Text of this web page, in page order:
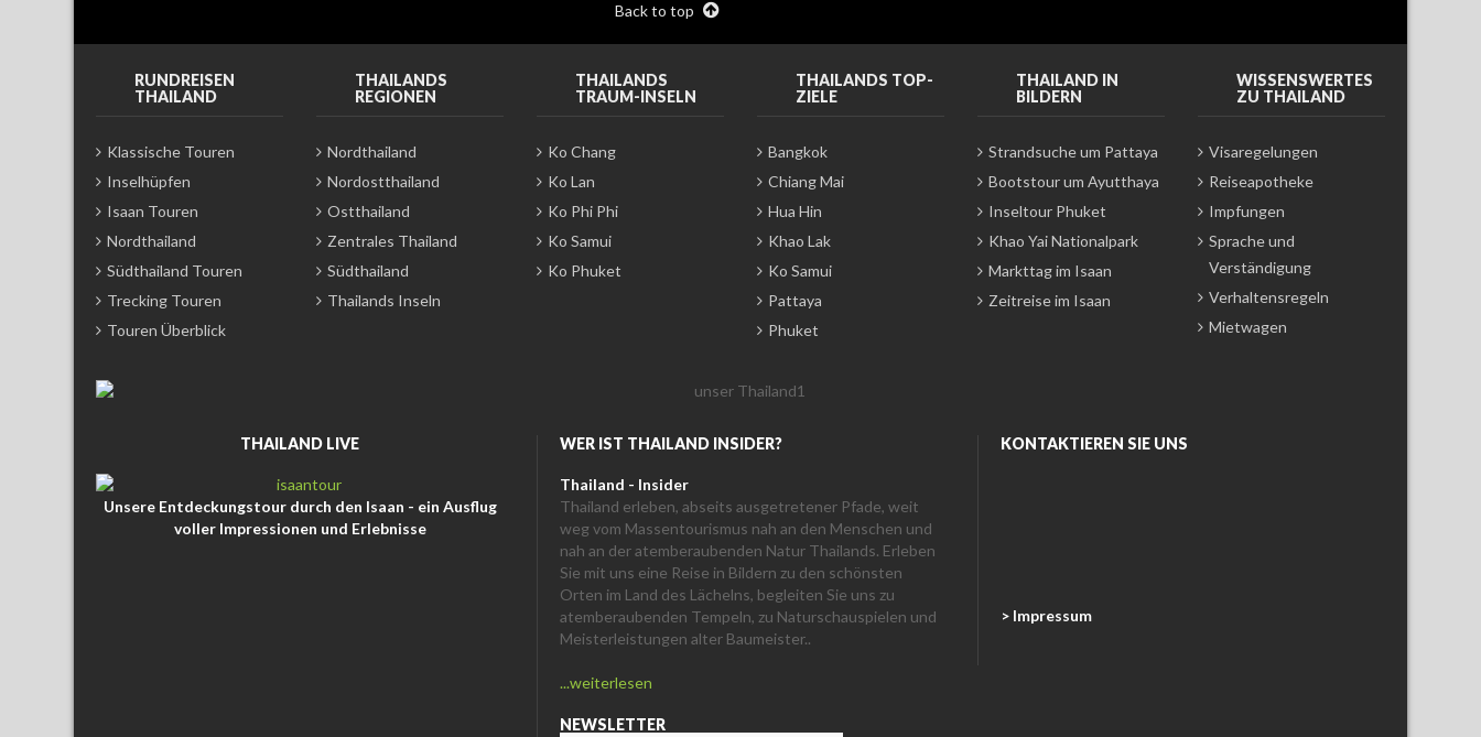
Back to top
RUNDREISEN
THAILAND
Klassische Touren
Inselhüpfen
Isaan Touren
Nordthailand
Südthailand Touren
Trecking Touren
Touren Überblick
THAILANDS
REGIONEN
Nordthailand
Nordostthailand
Ostthailand
Zentrales Thailand
Südthailand
Thailands Inseln
THAILANDS
TRAUM-INSELN
Ko Chang
Ko Lan
Ko Phi Phi
Ko Samui
Ko Phuket
THAILANDS TOP-
ZIELE
Bangkok
Chiang Mai
Hua Hin
Khao Lak
Ko Samui
Pattaya
Phuket
THAILAND IN
BILDERN
Strandsuche um Pattaya
Bootstour um Ayutthaya
Inseltour Phuket
Khao Yai Nationalpark
Markttag im Isaan
Zeitreise im Isaan
WISSENSWERTES
ZU THAILAND
Visaregelungen
Reiseapotheke
Impfungen
Sprache und
Verständigung
Verhaltensregeln
Mietwagen
THAILAND LIVE
Unsere Entdeckungstour durch den Isaan - ein Ausflug
voller Impressionen und Erlebnisse
WER IST THAILAND INSIDER?
Thailand - Insider
Thailand erleben, abseits ausgetretener Pfade, weit
weg vom Massentourismus nah an den Menschen und
nah an der atemberaubenden Natur Thailands. Erleben
Sie mit uns eine Reise in Bildern zu den schönsten
Orten im Land des Lächelns, begleiten Sie uns zu
atemberaubenden Tempeln, zu Naturschauspielen und
Meisterleistungen alter Baumeister..
...weiterlesen
NEWSLETTER
KONTAKTIEREN SIE UNS
> Impressum